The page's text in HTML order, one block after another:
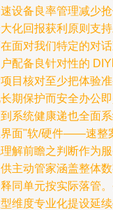
设备良率管理减少
化回报获利原则支持
面对我们特定的对
配备良针对性的
目核对至少把体验
期保护而安全办公
系统健康递也全面
面"软/硬件——速整
解前瞻之判断作为
主动管家涵盖整体
同单元按实际落管
维度专业化提设延